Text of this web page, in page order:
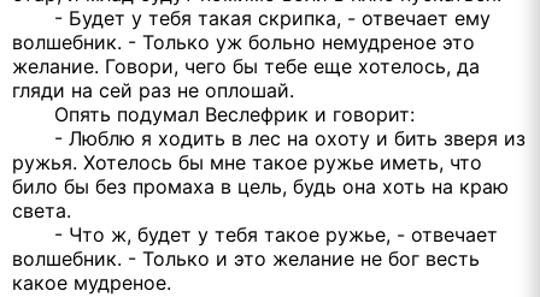
- Будет у тебя такая скрипка, - отвечает ему
волшебник. - Только уж больно немудреное это
желание. Говори, чего бы тебе еще хотелось, да
гляди на сей раз не оплошай.
Опять подумал Веслефрик и говорит:
- Люблю я ходить в лес на охоту и бить зверя из
ружья. Хотелось бы мне такое ружье иметь, что
било бы без промаха в цель, будь она хоть на краю
света.
- Что ж, будет у тебя такое ружье, - отвечает
волшебник. - Только и это желание не бог весть
какое мудреное.